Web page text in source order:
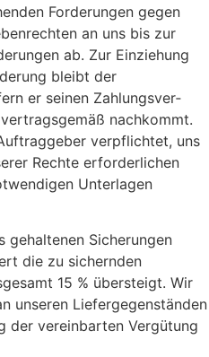
Forderungen gegen
an uns bis zur
ab. Zur Einziehung
bleibt der
er seinen Zahlungs­ver­
nach­kommt.
verpflichtet, uns
Rechte erforderlichen
Unterlagen
Sicherungen
die zu sichernden
15 % übersteigt. Wir
un­seren Liefergegenständen
der vereinbarten Vergütung